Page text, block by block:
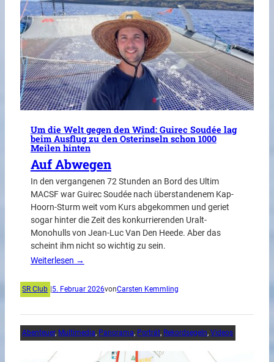
Um die Welt gegen den Wind: Guirec Soudée lag
beim Ausflug zu den Osterinseln schon 1000
Meilen hinten
Auf Abwegen
In den vergangenen 72 Stunden an Bord des Ultim
MACSF war Guirec Soudée nach überstandenem Kap-
Hoorn-Sturm weit vom Kurs abgekommen und geriet
sogar hinter die Zeit des konkurrierenden Uralt-
Monohulls von Jean-Luc Van Den Heede. Aber das
scheint ihm nicht so wichtig zu sein.
Weiterlesen →
SR Club 5. Februar 2026vonCarsten Kemmling
Abenteuer, Multimedia, Panorama, Porträt, Rekordsegeln, Videos